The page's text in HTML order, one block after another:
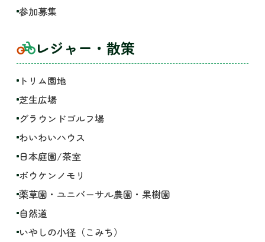
参加募集
レジャー・散策
トリム園地
芝生広場
グラウンドゴルフ場
わいわいハウス
日本庭園/茶室
ボウケンノモリ
薬草園・ユニバーサル農園・果樹園
自然道
いやしの小径（こみち）